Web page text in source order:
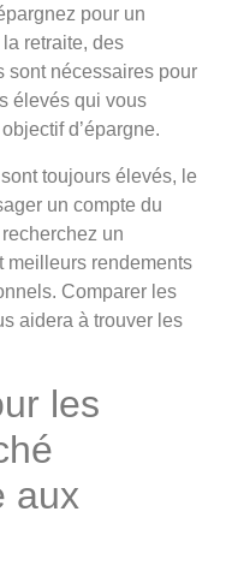
pour un
retraite, des
sont nécessaires pour
élevés qui vous
d’épargne.
toujours élevés, le
un compte du
un
meilleurs rendements
Comparer les
aidera à trouver les
les
aux